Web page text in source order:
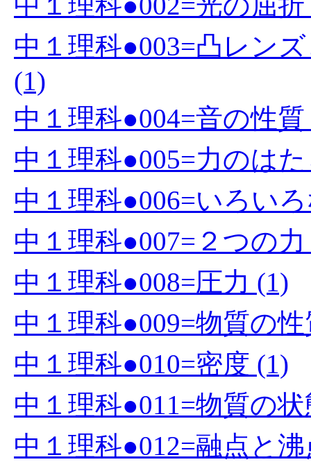
中１理科●003=凸レン
(1)
中１理科●004=音の性質
中１理科●005=力のは
中１理科●006=いろい
中１理科●007=２つの力
中１理科●008=圧力 (1)
中１理科●009=物質の性
中１理科●010=密度 (1)
中１理科●011=物質の
中１理科●012=融点と沸